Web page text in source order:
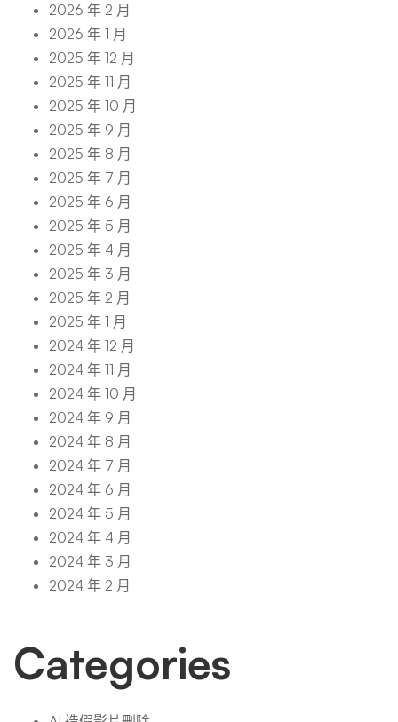
2026 年 2 月
2026 年 1 月
2025 年 12 月
2025 年 11 月
2025 年 10 月
2025 年 9 月
2025 年 8 月
2025 年 7 月
2025 年 6 月
2025 年 5 月
2025 年 4 月
2025 年 3 月
2025 年 2 月
2025 年 1 月
2024 年 12 月
2024 年 11 月
2024 年 10 月
2024 年 9 月
2024 年 8 月
2024 年 7 月
2024 年 6 月
2024 年 5 月
2024 年 4 月
2024 年 3 月
2024 年 2 月
Categories